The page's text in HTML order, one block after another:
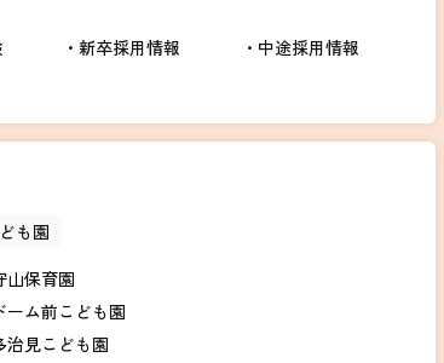
新卒採用情報 中途採用情報
も園
山保育園
ーム前こども園
治見こども園